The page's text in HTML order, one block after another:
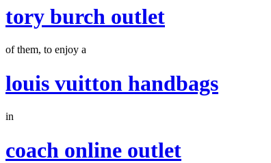
tory burch outlet
of them, to enjoy a
louis vuitton handbags
in
coach online outlet